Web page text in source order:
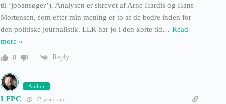
til ‘jobansøger’). Analysen er skrevet af Arne Hardis og Hans
Mortensen, som efter min mening er to af de bedre inden for
den politiske journalistik. LLR har jo i den korte tid… Read
more »
0 Reply
Author
LFPC 17 years ago